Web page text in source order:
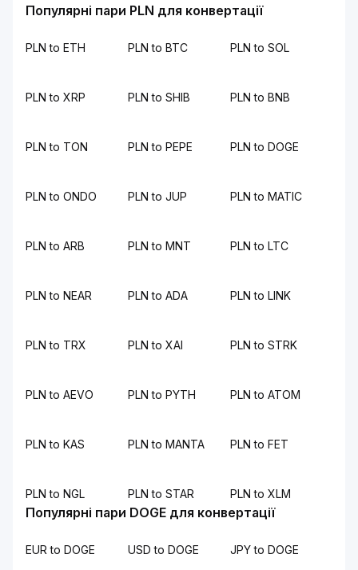
Популярні пари PLN для конвертації
PLN to ETH PLN to BTC PLN to SOL
PLN to XRP PLN to SHIB PLN to BNB
PLN to TON PLN to PEPE PLN to DOGE
PLN to ONDO PLN to JUP PLN to MATIC
PLN to ARB PLN to MNT PLN to LTC
PLN to NEAR PLN to ADA PLN to LINK
PLN to TRX PLN to XAI PLN to STRK
PLN to AEVO PLN to PYTH PLN to ATOM
PLN to KAS PLN to MANTA PLN to FET
PLN to NGL PLN to STAR PLN to XLM
Популярні пари DOGE для конвертації
EUR to DOGE USD to DOGE JPY to DOGE